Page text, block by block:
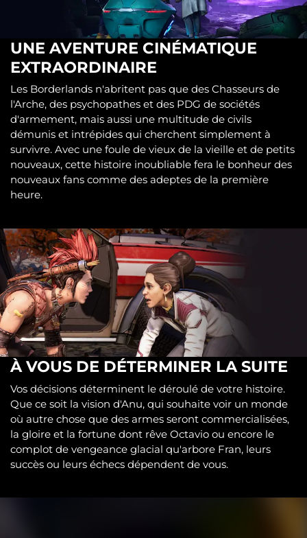
UNE AVENTURE CINÉMATIQUE
EXTRAORDINAIRE
Les Borderlands n'abritent pas que des Chasseurs de
l'Arche, des psychopathes et des PDG de sociétés
d'armement, mais aussi une multitude de civils
démunis et intrépides qui cherchent simplement à
survivre. Avec une foule de vieux de la vieille et de petits
nouveaux, cette histoire inoubliable fera le bonheur des
nouveaux fans comme des adeptes de la première
heure.
À VOUS DE DÉTERMINER LA SUITE
Vos décisions déterminent le déroulé de votre histoire.
Que ce soit la vision d'Anu, qui souhaite voir un monde
où autre chose que des armes seront commercialisées,
la gloire et la fortune dont rêve Octavio ou encore le
complot de vengeance glacial qu'arbore Fran, leurs
succès ou leurs échecs dépendent de vous.